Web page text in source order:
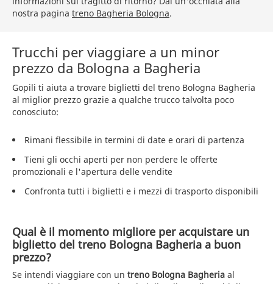
nostra pagina treno Bagheria Bologna.
Trucchi per viaggiare a un minor
prezzo da Bologna a Bagheria
Gopili ti aiuta a trovare biglietti del treno Bologna Bagheria
al miglior prezzo grazie a qualche trucco talvolta poco
conosciuto:
Rimani flessibile in termini di date e orari di partenza
Tieni gli occhi aperti per non perdere le offerte
promozionali e l'apertura delle vendite
Confronta tutti i biglietti e i mezzi di trasporto disponibili
Qual è il momento migliore per acquistare un
biglietto del treno Bologna Bagheria a buon
prezzo?
Se intendi viaggiare con un treno Bologna Bagheria al